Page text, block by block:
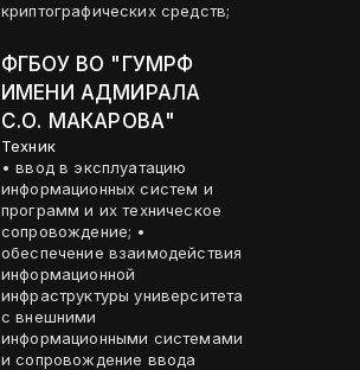
криптографических средств;
ФГБОУ ВО "ГУМРФ
ИМЕНИ АДМИРАЛА
С.О. МАКАРОВА"
Техник
• ввод в эксплуатацию
информационных систем и
программ и их техническое
сопровождение; •
обеспечение взаимодействия
информационной
инфраструктуры университета
с внешними
информационными системами
и сопровождение ввода